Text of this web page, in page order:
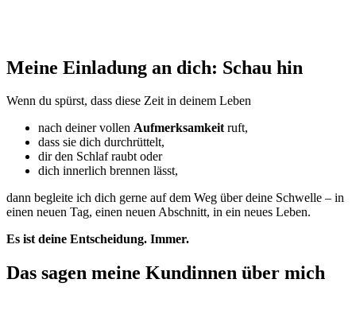
Meine Einladung an dich: Schau hin
Wenn du spürst, dass diese Zeit in deinem Leben
nach deiner vollen Aufmerksamkeitruft,
dass sie dich durchrüttelt,
dir den Schlaf raubt oder
dich innerlich brennen lässt,
dann begleite ich dich gerne auf dem Weg über deine Schwelle – in
einen neuen Tag, einen neuen Abschnitt, in ein neues Leben.
Es ist deine Entscheidung. Immer.
Das sagen meine Kundinnen über mich